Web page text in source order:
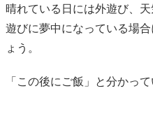
晴れている日には外遊び、
遊びに夢中になっている場
ょう。
「この後にご飯」と分かっ